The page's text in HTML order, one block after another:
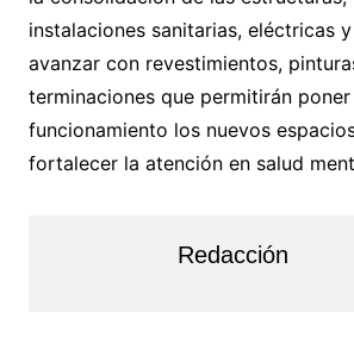
instalaciones sanitarias, eléctricas
avanzar con revestimientos,
terminaciones que permitirán poner
funcionamiento los nuevos
fortalecer la atención en salud
Redacción